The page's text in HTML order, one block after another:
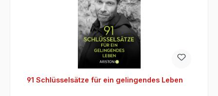
91 Schlüsselsätze für ein gelingendes Leben